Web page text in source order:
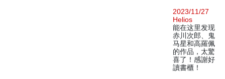
2023/11/27
Helios
能在这里发现
赤川次郎、鬼
马星和高羅佩
的作品，太驚
喜了！感謝好
讀書櫃！